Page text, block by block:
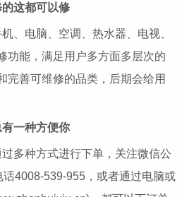
这都可以修
电脑、空调、热水器、电视、
功能，满足用户多方面多层次的
完善可维修的品类，后期会给用
一种方便你
种方式进行下单，关注微信公
话4008-539-955，或者通过电脑或